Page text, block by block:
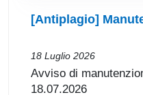
[Antiplagio]
18 Luglio 2026
Avviso di
18.07.2026